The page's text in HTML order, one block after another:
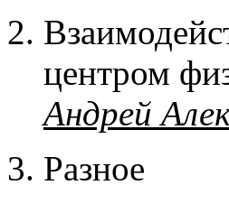
центром
Андрей
Разное